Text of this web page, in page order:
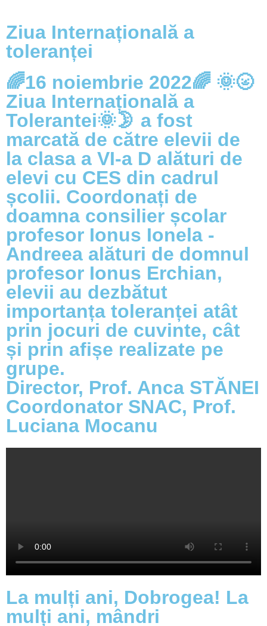
Ziua Internațională a
toleranței
🌈16 noiembrie 2022🌈 🌞🌝
Ziua Internațională a
Tolerantei🌞🌛 a fost
marcată de către elevii de
la clasa a VI-a D alături de
elevi cu CES din cadrul
școlii. Coordonați de
doamna consilier școlar
profesor Ionus Ionela -
Andreea alături de domnul
profesor Ionus Erchian,
elevii au dezbătut
importanța toleranței atât
prin jocuri de cuvinte, cât
și prin afișe realizate pe
grupe.
Director, Prof. Anca STĂNEI
Coordonator SNAC, Prof.
Luciana Mocanu
La mulți ani, Dobrogea! La
mulți ani, mândri